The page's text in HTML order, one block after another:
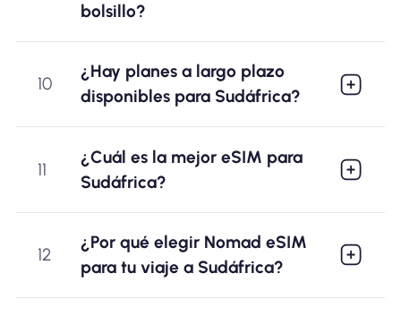
bolsillo?
10
¿Hay planes a largo plazo
disponibles para Sudáfrica?
11
¿Cuál es la mejor eSIM para
Sudáfrica?
12
¿Por qué elegir Nomad eSIM
para tu viaje a Sudáfrica?